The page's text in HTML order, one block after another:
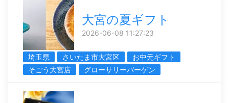
大宮の夏ギフト
2026-06-08 11:27:23
埼玉県 さいたま市大宮区
お中元ギフト
そごう大宮店
グローサリーバーゲン